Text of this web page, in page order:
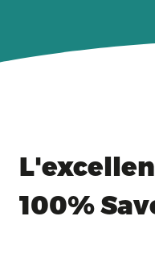
100%